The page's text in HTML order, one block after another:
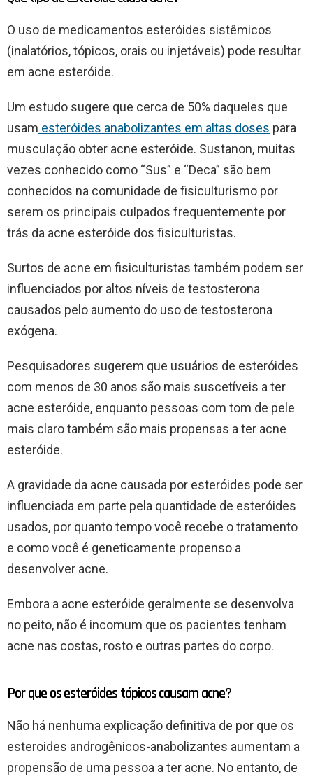
O uso de medicamentos esteróides sistêmicos
(inalatórios, tópicos, orais ou injetáveis) pode resultar
em acne esteróide.
Um estudo sugere que cerca de 50% daqueles que
usam esteróides anabolizantes em altas doses para
musculação obter acne esteróide. Sustanon, muitas
vezes conhecido como “Sus” e “Deca” são bem
conhecidos na comunidade de fisiculturismo por
serem os principais culpados frequentemente por
trás da acne esteróide dos fisiculturistas.
Surtos de acne em fisiculturistas também podem ser
influenciados por altos níveis de testosterona
causados pelo aumento do uso de testosterona
exógena.
Pesquisadores sugerem que usuários de esteróides
com menos de 30 anos são mais suscetíveis a ter
acne esteróide, enquanto pessoas com tom de pele
mais claro também são mais propensas a ter acne
esteróide.
A gravidade da acne causada por esteróides pode ser
influenciada em parte pela quantidade de esteróides
usados, por quanto tempo você recebe o tratamento
e como você é geneticamente propenso a
desenvolver acne.
Embora a acne esteróide geralmente se desenvolva
no peito, não é incomum que os pacientes tenham
acne nas costas, rosto e outras partes do corpo.
Por que os esteróides tópicos causam acne?
Não há nenhuma explicação definitiva de por que os
esteroides androgênicos-anabolizantes aumentam a
propensão de uma pessoa a ter acne. No entanto, de